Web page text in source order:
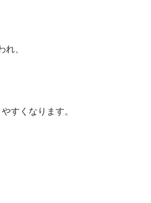
、
すくなります。